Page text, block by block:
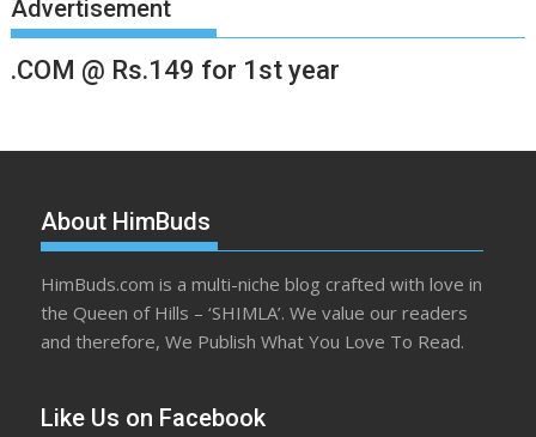
Advertisement
.COM @ Rs.149 for 1st year
About HimBuds
HimBuds.com is a multi-niche blog crafted with love in
the Queen of Hills – ‘SHIMLA’. We value our readers
and therefore, We Publish What You Love To Read.
Like Us on Facebook